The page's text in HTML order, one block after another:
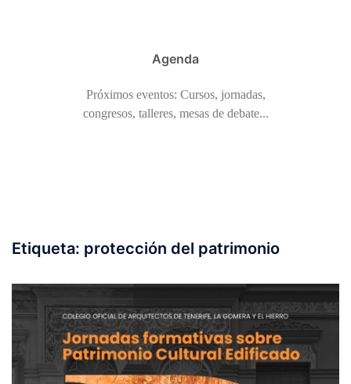
Agenda
Próximos eventos: Cursos, jornadas,
congresos, talleres, mesas de debate...
Etiqueta: protección del patrimonio